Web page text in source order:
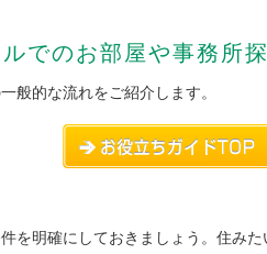
でのお部屋や事務所
般的な流れをご紹介します。
を明確にしておきましょう。住み